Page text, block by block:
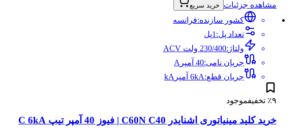
مشاهده جزئیات
خرید سریع
کشور سازنده:فرانسه
تعداد پل:
1پل
ولتاژ :230/400 ولت AC
V
جریان نامی:40 آمپر
A
جریان قطع:6kA آمپر kA
٪۹ تخفیفموجود
خرید کلید مینیاتوری اشنایدر C60N C40 | فیوز 40 آمپر تیپ C 6kA